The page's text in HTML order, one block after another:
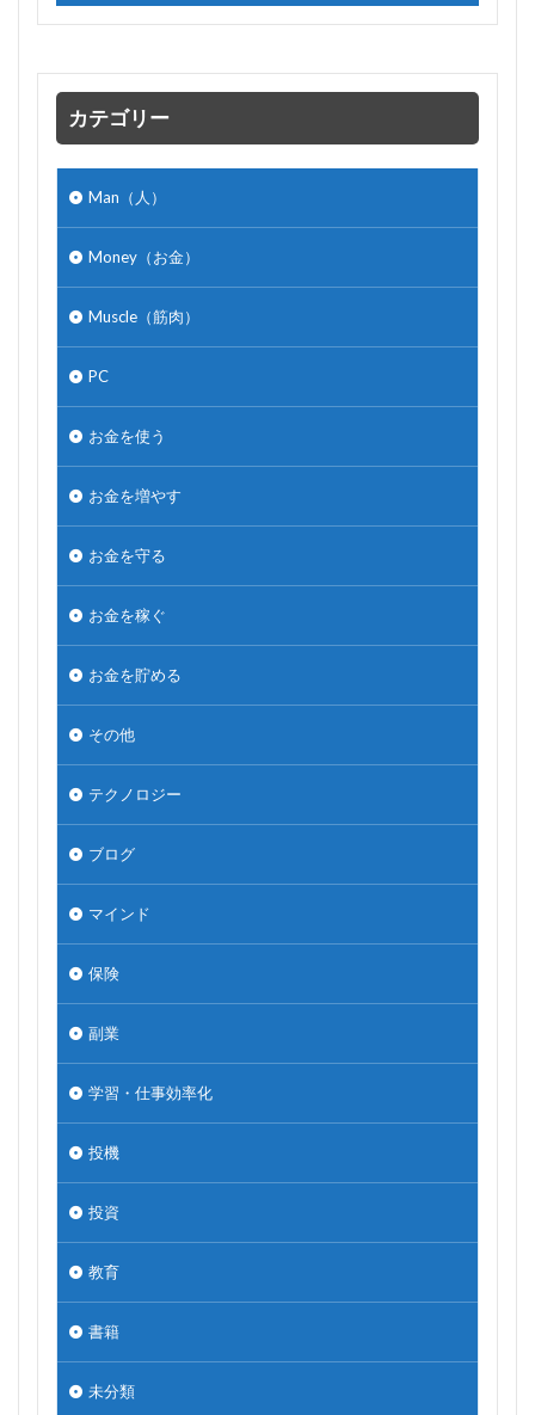
カテゴリー
Man（人）
Money（お金）
Muscle（筋肉）
PC
お金を使う
お金を増やす
お金を守る
お金を稼ぐ
お金を貯める
その他
テクノロジー
ブログ
マインド
保険
副業
学習・仕事効率化
投機
投資
教育
書籍
未分類